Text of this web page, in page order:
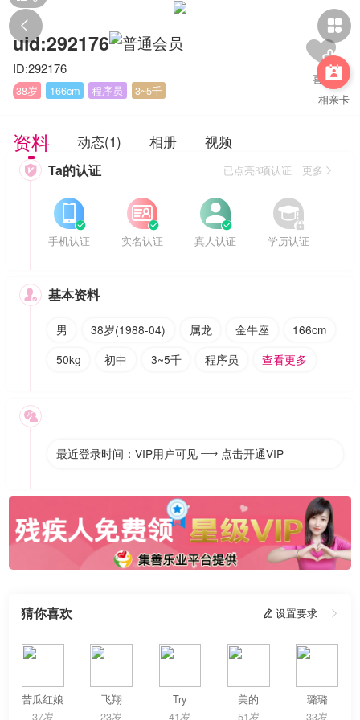
 

相亲卡
uid:292176
ID:292176
38岁 166cm 程序员 3~5千
资料 动态(1) 相册 视频
 Ta的认证 已点亮3项认证 更多


手机认证


实名认证


真人认证


学历认证
 基本资料
男 38岁(1988-04) 属龙 金牛座
166cm
50kg
初中 3~5千 程序员 查看更多

最近登录时间：VIP用户可见  点击开通VIP
猜你喜欢  设置要求 
苦瓜红娘
37岁
飞翔
23岁
Try
41岁
美的
51岁
璐璐
33岁